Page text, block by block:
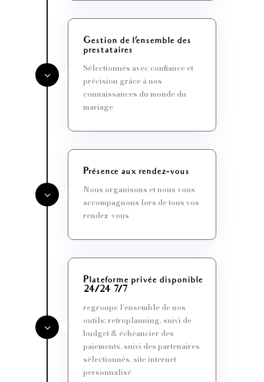
Gestion de l'ensemble des
prestataires
Sélectionnés avec confiance et
précision grâce à nos
connaissances du monde du
mariage
Présence aux rendez-vous
Nous organisons et nous vous
accompagnons lors de tous vos
rendez-vous
Plateforme privée disponible
24/24 7/7
regroupe l’ensemble de nos
outils: retroplanning, suivi de
budget & échéancier des
paiements, suivi des partenaires
sélectionnés, site internet
personnalisé